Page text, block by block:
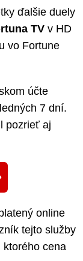
ďalšie duely
TV v HD
vo Fortune
účte
7 dní.
pozrieť aj
online
tejto služby
cena